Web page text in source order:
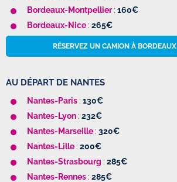
Bordeaux-Montpellier : 160€
Bordeaux-Nice : 265€
RÉSERVEZ UN CAMION À BORDEAUX
AU DÉPART DE NANTES
Nantes-Paris : 130€
Nantes-Lyon : 232€
Nantes-Marseille : 320€
Nantes-Lille : 200€
Nantes-Strasbourg : 285€
Nantes-Rennes : 285€